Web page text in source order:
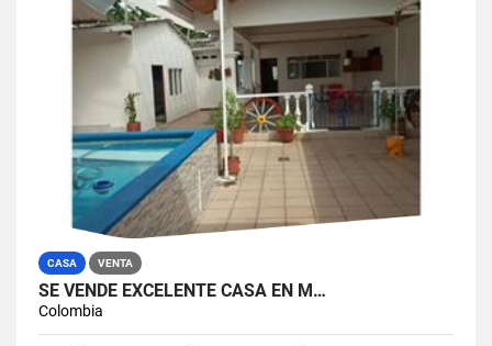
CASA VENTA
SE VENDE EXCELENTE CASA EN M…
Colombia